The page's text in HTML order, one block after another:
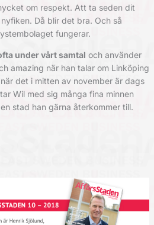
om respekt. Att ta seden dit
Då blir det bra. Och så
fungerar.
under vårt samtal och använder
amazing när han talar om Linköping
det i mitten av november är dags
Wil med sig många fina minnen
stad han gärna återkommer till.